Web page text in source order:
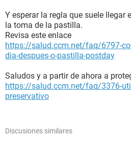
Y esperar la regla que suele llegar
la toma de la pastilla.
Revisa este enlace
https://salud.ccm.net/faq/6797-
dia-despues-o-pastilla-postday
Saludos y a partir de ahora a
https://salud.ccm.net/faq/3376-
preservativo
Discusiones similares